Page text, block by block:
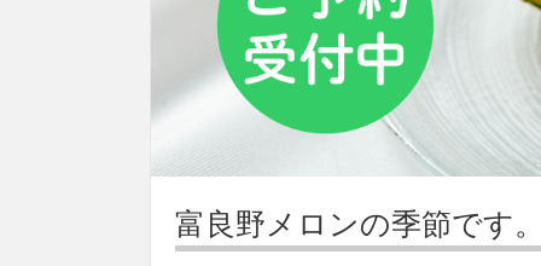
富良野メロンの季節です